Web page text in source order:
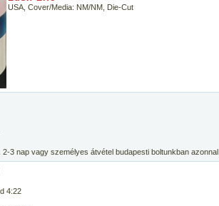
USA, Cover/Media: NM/NM, Die-Cut
2-3 nap vagy személyes átvétel budapesti boltunkban azonnal
4:22